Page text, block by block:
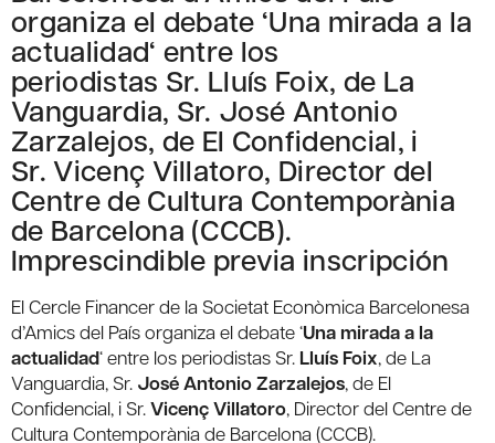
organiza el debate ‘Una mirada a la
actualidad‘ entre los
periodistas Sr. Lluís Foix, de La
Vanguardia, Sr. José Antonio
Zarzalejos, de El Confidencial, i
Sr. Vicenç Villatoro, Director del
Centre de Cultura Contemporània
de Barcelona (CCCB).
Imprescindible previa inscripción
El Cercle Financer de la Societat Econòmica Barcelonesa
d’Amics del País organiza el debate ‘Una mirada a la
actualidad‘ entre los periodistas Sr. Lluís Foix, de La
Vanguardia, Sr. José Antonio Zarzalejos, de El
Confidencial, i Sr.Vicenç Villatoro, Director del Centre de
Cultura Contemporània de Barcelona (CCCB).